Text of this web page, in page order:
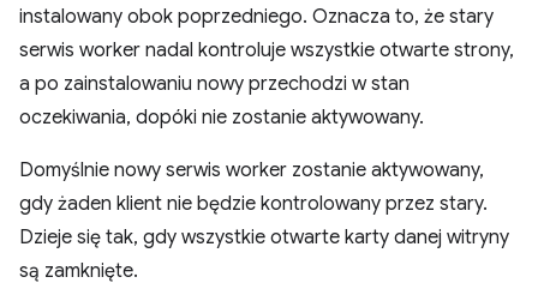
instalowany obok poprzedniego. Oznacza to, że stary
serwis worker nadal kontroluje wszystkie otwarte strony,
a po zainstalowaniu nowy przechodzi w stan
oczekiwania, dopóki nie zostanie aktywowany.
Domyślnie nowy serwis worker zostanie aktywowany,
gdy żaden klient nie będzie kontrolowany przez stary.
Dzieje się tak, gdy wszystkie otwarte karty danej witryny
są zamknięte.